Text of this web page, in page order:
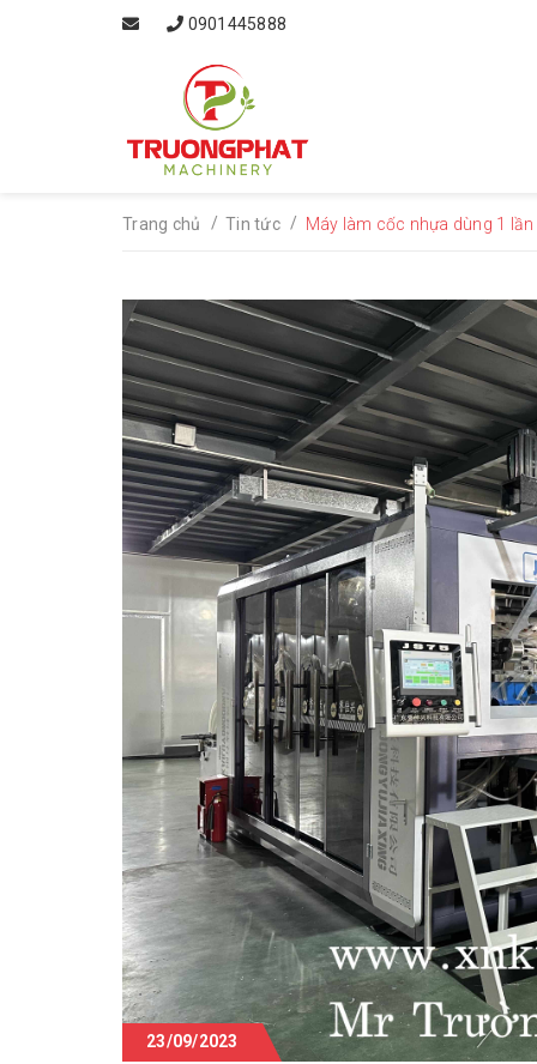
0901445888
Trang chủ / Tin tức / Máy làm cốc nhựa dùng 1
23/09/2023